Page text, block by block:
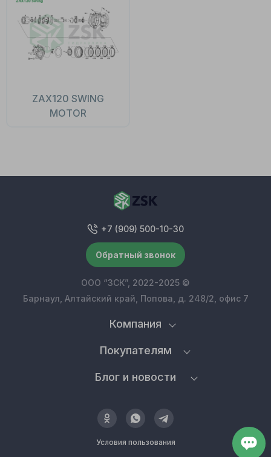
ZAX120 SWING
MOTOR
Условия пользования
Компания
Покупателям
Блог и новости
+7 (909) 500-10-30
Обратный звонок
ООО “ЗСК”, 2022-2025 ©
Барнаул, Алтайский край, Попова, д. 248/2, офис 7